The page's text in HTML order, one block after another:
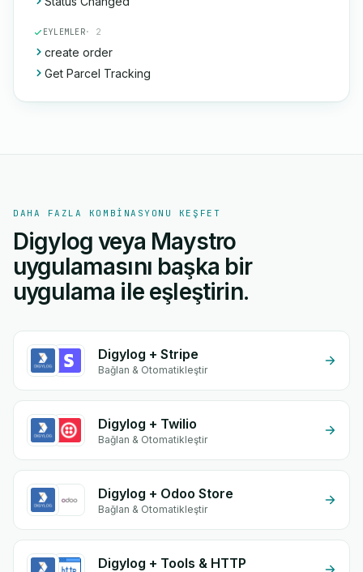
EYLEMLER· 2
create order
Get Parcel Tracking
DAHA FAZLA KOMBINASYONU KEŞFET
Digylog veya Maystro
uygulamasını başka bir
uygulama ile eşleştirin.
Digylog + Stripe
Bağlan & Otomatikleştir
Digylog + Twilio
Bağlan & Otomatikleştir
Digylog + Odoo Store
Bağlan & Otomatikleştir
Digylog + Tools & HTTP